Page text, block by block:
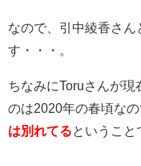
なので、引中綾香さ
す・・・。
ちなみにToruさんが
のは2020年の春頃なの
は別れてるということ